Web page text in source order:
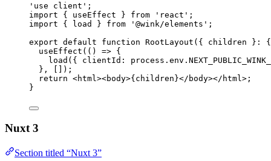
' use client ' ;
import { useEffect } from ' react ' ;
import { load } from ' @wink/elements ' ;
export default function RootLayout ( { children } :
useEffect ( () => {
load ({ clientId: process . env .
} ,
[]);
return <html ><body>{children}</ body></ html > ;
}
Nuxt 3
Section titled “Nuxt 3”